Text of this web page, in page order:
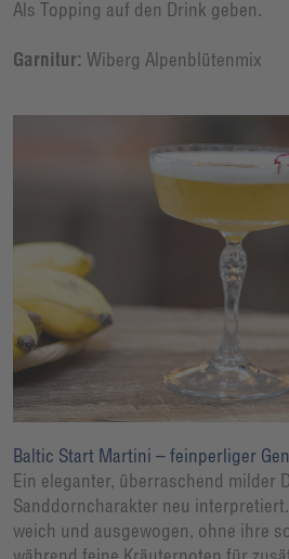
Als Topping auf den Drink geben.
Garnitur: Wiberg Alpenblütenmix
Baltic Start Martini – feinperliger
Ein eleganter, überraschend milder
Sanddorncharakter neu
weich und ausgewogen, ohne ihre